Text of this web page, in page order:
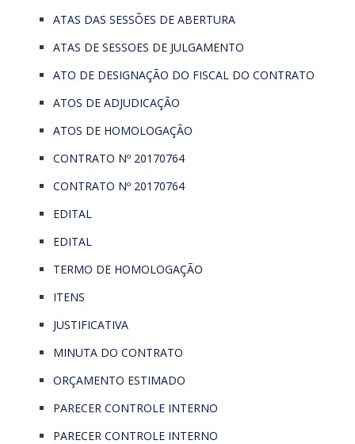
ATAS DAS SESSÕES DE ABERTURA
ATAS DE SESSOES DE JULGAMENTO
ATO DE DESIGNAÇÃO DO FISCAL DO CONTRATO
ATOS DE ADJUDICAÇÃO
ATOS DE HOMOLOGAÇÃO
CONTRATO Nº 20170764
CONTRATO Nº 20170764
EDITAL
EDITAL
TERMO DE HOMOLOGAÇÃO
ITENS
JUSTIFICATIVA
MINUTA DO CONTRATO
ORÇAMENTO ESTIMADO
PARECER CONTROLE INTERNO
PARECER CONTROLE INTERNO